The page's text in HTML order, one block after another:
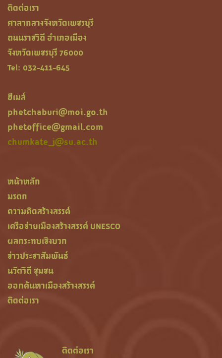
ติดต่อเรา
ศาลากลางจังหวัดเพชรบุรี
ถนนราชวิถี อำเภอเมือง
จังหวัดเพชรบุรี 76000
Tel: 032-411-645
ฮีเมล์
phetchaburi@moi.go.th
phetoffice@gmail.com
chumkate_j@su.ac.th
หน้าหลัก
มรดก
ความคิดสร้างสรรค์
เครือข่ายเมืองสร้างสรรค์ UNESCO
ผลกระทบเชิงบวก
ข่าวประชาสัมพันธ์
นวัตวิถี ชุมชน
ออกค้นหาเมืองสร้างสรรค์
ติดต่อเรา
ติดต่อเรา